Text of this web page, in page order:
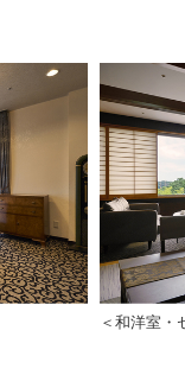
＜和洋室・